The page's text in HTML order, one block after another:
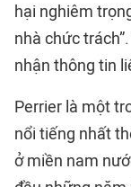
hại nghiêm
nhà chức
nhận thông tin
Perrier là một
nổi tiếng nhất
ở miền nam